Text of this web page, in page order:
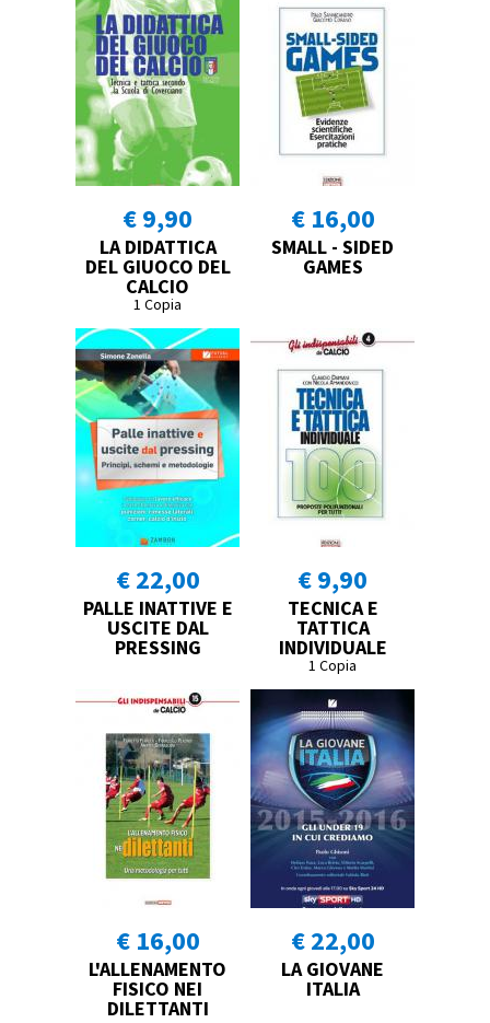
€ 9,90
LA DIDATTICA
DEL GIUOCO DEL
CALCIO
1 Copia
€ 16,00
SMALL - SIDED
GAMES
€ 22,00
PALLE INATTIVE E
USCITE DAL
PRESSING
€ 9,90
TECNICA E
TATTICA
INDIVIDUALE
1 Copia
€ 16,00
L'ALLENAMENTO
FISICO NEI
DILETTANTI
€ 22,00
LA GIOVANE
ITALIA